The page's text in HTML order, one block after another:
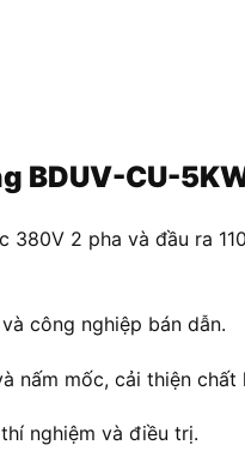
BDUV-CU-
2 pha và đầu ra
công nghiệp bán dẫn.
nấm mốc, cải thiện chất
nghiệm và điều trị.